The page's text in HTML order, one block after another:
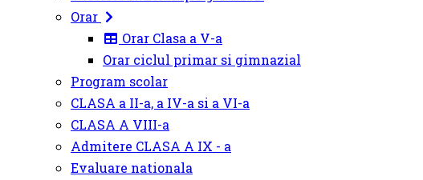
Orar
Orar Clasa a V-a
Orar ciclul primar si gimnazial
Program scolar
CLASA a II-a, a IV-a si a VI-a
CLASA A VIII-a
Admitere CLASA A IX - a
Evaluare nationala